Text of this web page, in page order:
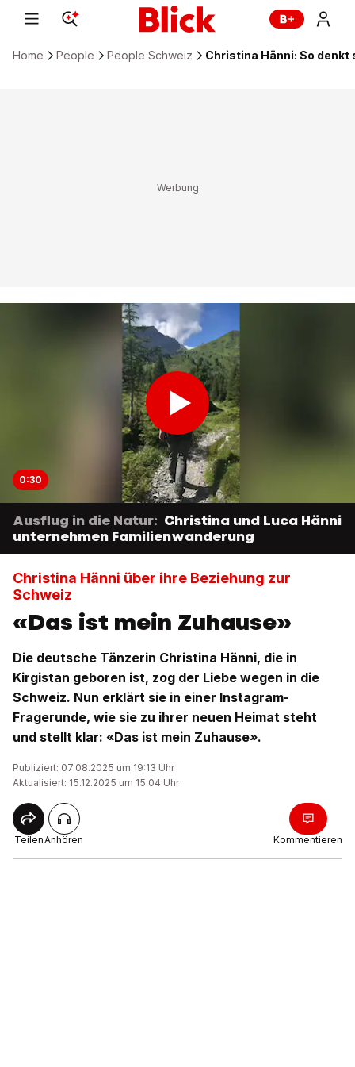
Home People People Schweiz Christina Hänni: So denkt
0:30
Ausflug in die Natur: Christina und Luca Hänni
unternehmen Familienwanderung
Christina Hänni über ihre Beziehung zur
Schweiz
«Das ist mein Zuhause»
Die deutsche Tänzerin Christina Hänni, die in
Kirgistan geboren ist, zog der Liebe wegen in die
Schweiz. Nun erklärt sie in einer Instagram-
Fragerunde, wie sie zu ihrer neuen Heimat steht
und stellt klar: «Das ist mein Zuhause».
Publiziert: 07.08.2025 um 19:13 Uhr
Aktualisiert: 15.12.2025 um 15:04 Uhr
TeilenAnhören Kommentieren